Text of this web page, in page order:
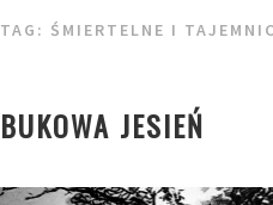
TAG: ŚMIERTELNE I
BUKOWA JESIEŃ